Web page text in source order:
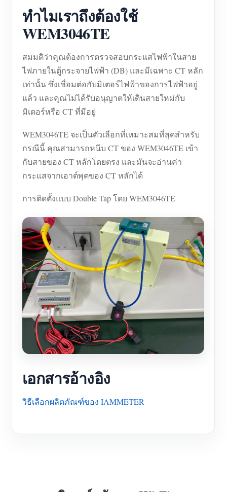
ทำไมเราถึงต้องใช้
WEM3046TE
สมมติว่าคุณต้องการตรวจสอบกระแสไฟฟ้าในสาย
ไฟภายในตู้กระจายไฟฟ้า (DB) และมีเฉพาะ CT หลัก
เท่านั้น ซึ่งเชื่อมต่อกับมิเตอร์ไฟฟ้าของการไฟฟ้าอยู่
แล้ว และคุณไม่ได้รับอนุญาตให้เดินสายใหม่กับ
มิเตอร์หรือ CT ที่มีอยู่
WEM3046TE จะเป็นตัวเลือกที่เหมาะสมที่สุดสำหรับ
กรณีนี้ คุณสามารถหนีบ CT ของ WEM3046TE เข้า
กับสายของ CT หลักโดยตรง และมันจะอ่านค่า
กระแสจากเอาต์พุตของ CT หลักได้
การติดตั้งแบบ Double Tap โดย WEM3046TE
เอกสารอ้างอิง
วิธีเลือกผลิตภัณฑ์ของ IAMMETER